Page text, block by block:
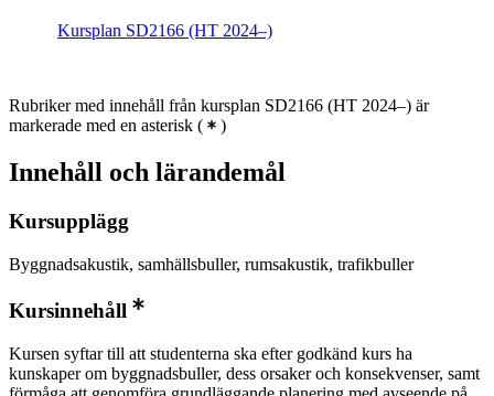
Kursplan SD2166 (HT 2024–)
Rubriker med innehåll från kursplan SD2166 (HT 2024–) är
markerade med en asterisk ( )
Innehåll och lärandemål
Kursupplägg
Byggnadsakustik, samhällsbuller, rumsakustik, trafikbuller
Kursinnehåll
Kursen syftar till att studenterna ska efter godkänd kurs ha
kunskaper om byggnadsbuller, dess orsaker och konsekvenser, samt